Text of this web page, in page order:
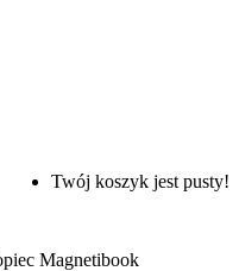
Twój koszyk jest pusty!
Magnetibook